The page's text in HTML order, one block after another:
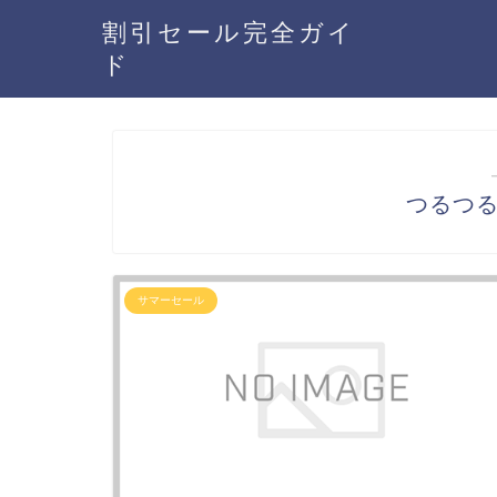
割引セール完全ガイ
ド
つるつ
サマーセール